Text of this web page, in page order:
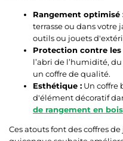
Rangement optimisé
terrasse ou dans votre
outils ou jouets
Protection contre les
l’abri de l’humidité,
un coffre de qualité.
Esthétique : Un coffre
d'élément décoratif
de rangement en bois
Ces atouts font des coffres